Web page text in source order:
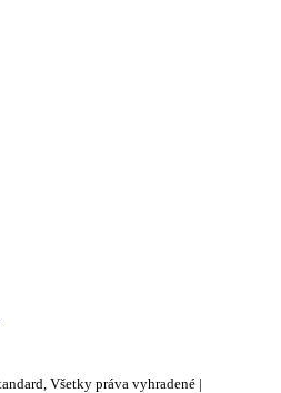
Všetky práva vyhradené |